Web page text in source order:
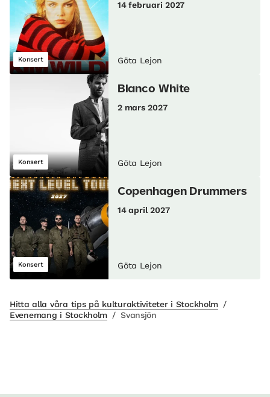
Konsert
14 februari 2027
Göta Lejon
Konsert
Blanco White
2 mars 2027
Göta Lejon
Konsert
Copenhagen Drummers
14 april 2027
Göta Lejon
Hitta alla våra tips på kulturaktiviteter i Stockholm /
Evenemang i Stockholm / Svansjön